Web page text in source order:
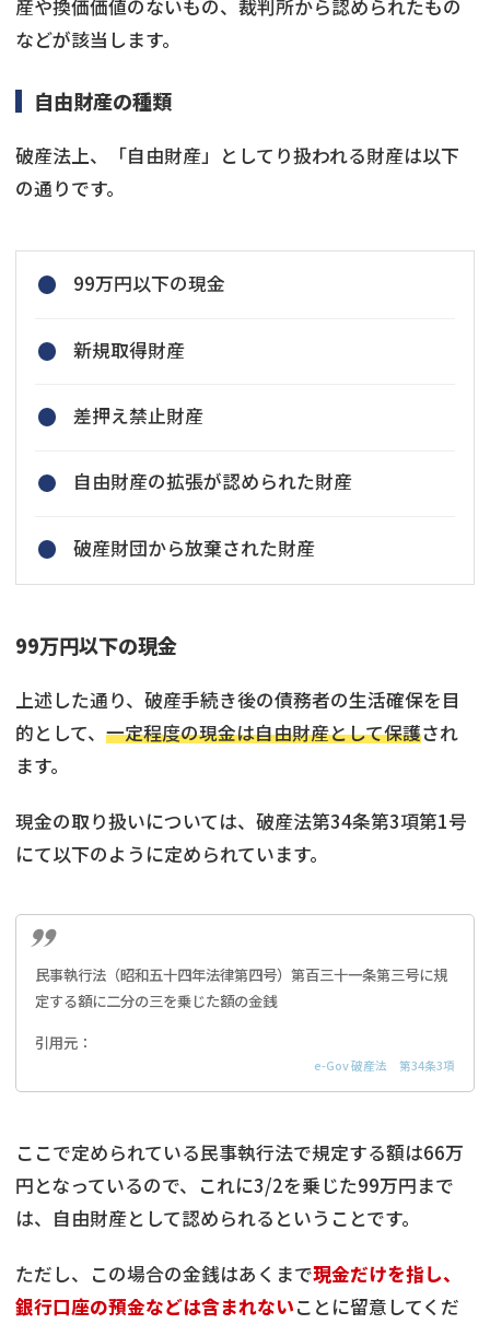
産や換価価値のないもの、裁判所から認められたもの
などが該当します。
自由財産の種類
破産法上、「自由財産」としてり扱われる財産は以下
の通りです。
99万円以下の現金
新規取得財産
差押え禁止財産
自由財産の拡張が認められた財産
破産財団から放棄された財産
99万円以下の現金
上述した通り、破産手続き後の債務者の生活確保を目
的として、 一定程度の現金は自由財産として保護され
ます。
現金の取り扱いについては、破産法第34条第3項第1号
にて以下のように定められています。
民事執行法（昭和五十四年法律第四号）第百三十一条第三号に規
定する額に二分の三を乗じた額の金銭
引用元：
e-Gov 破産法 第34条3項
ここで定められている民事執行法で規定する額は66万
円となっているので、これに3/2を乗じた99万円まで
は、自由財産として認められるということです。
ただし、この場合の金銭はあくまで現金だけを指し、
銀行口座の預金などは含まれないことに留意してくだ